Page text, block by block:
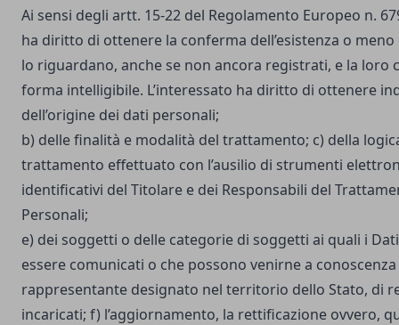
Ai sensi degli artt. 15-22 del Regolamento Europeo n.
ha diritto di ottenere la conferma dell’esistenza o
lo riguardano, anche se non ancora registrati, e la loro
forma intelligibile. L’interessato ha diritto di ottenere
dell’origine dei dati personali;
b) delle finalità e modalità del trattamento; c) della
trattamento effettuato con l’ausilio di strumenti
identificativi del Titolare e dei Responsabili del
Personali;
e) dei soggetti o delle categorie di soggetti ai quali i
essere comunicati o che possono venirne a
rappresentante designato nel territorio dello Stato, di
incaricati; f) l’aggiornamento, la rettificazione ovvero,